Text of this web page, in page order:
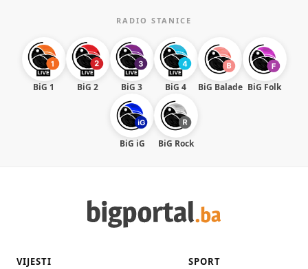
RADIO STANICE
BiG 1 BiG 2 BiG 3 BiG 4 BiG Balade BiG Folk
BiG iG BiG Rock
VIJESTI SPORT